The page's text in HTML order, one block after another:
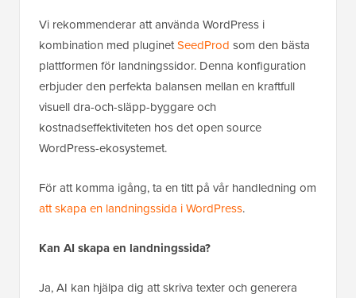
Vi rekommenderar att använda WordPress i
kombination med pluginetSeedProd som den bästa
plattformen för landningssidor. Denna konfiguration
erbjuder den perfekta balansen mellan en kraftfull
visuell dra-och-släpp-byggare och
kostnadseffektiviteten hos det open source
WordPress-ekosystemet.
För att komma igång, ta en titt på vår handledning om
att skapa en landningssida i WordPress.
Kan AI skapa en landningssida?
Ja, AI kan hjälpa dig att skriva texter och generera